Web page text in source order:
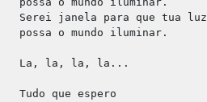
Serei janela para que tua luz
possa o mundo iluminar.
La, la, la, la...
Tudo que espero